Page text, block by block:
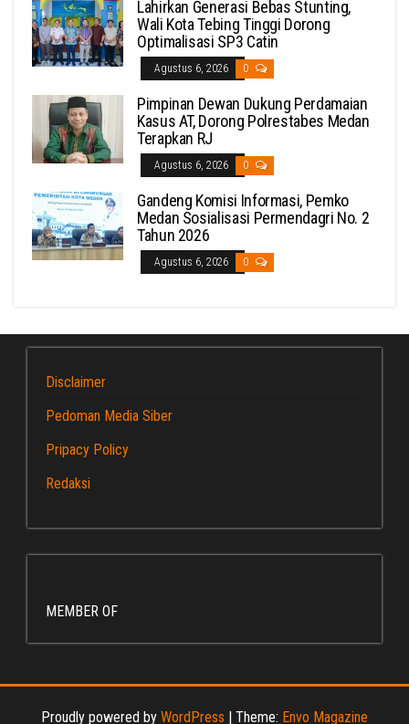
Lahirkan Generasi Bebas Stunting,
Wali Kota Tebing Tinggi Dorong
Optimalisasi SP3 Catin
Agustus 6, 2026 0
Pimpinan Dewan Dukung Perdamaian
Kasus AT, Dorong Polrestabes Medan
Terapkan RJ
Agustus 6, 2026 0
Gandeng Komisi Informasi, Pemko
Medan Sosialisasi Permendagri No. 2
Tahun 2026
Agustus 6, 2026 0
Disclaimer
Pedoman Media Siber
Pripacy Policy
Redaksi
MEMBER OF
Proudly powered by WordPress | Theme: Envo Magazine